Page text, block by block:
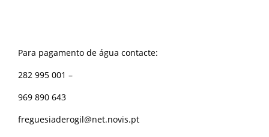
Para pagamento de água contacte:
282 995 001 –
969 890 643
freguesiaderogil@net.novis.pt